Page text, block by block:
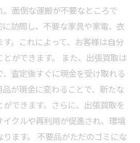
面倒な運搬が不要なところで
訪問し、不要な家具や家電、衣
。これによって、お客様は自分
ができます。 また、出張買取は
査定後すぐに現金を受け取れる
が現金に変わることで、新たな
できます。さらに、出張買取を
クルや再利用が促進され、環境
ます。 不要品がただのゴミにな